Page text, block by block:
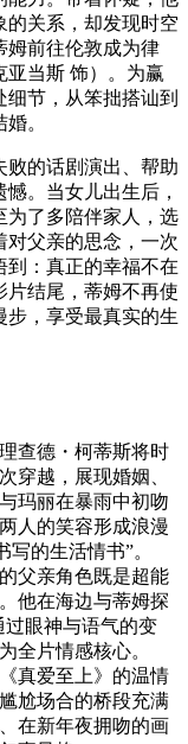
的关系，却发现时空
姆前往伦敦成为律
亚当斯 饰）。为赢
节，从笨拙搭讪到
。
败的话剧演出、帮助
。当女儿出生后，
为了多陪伴家人，选
对父亲的思念，一次
到：真正的幸福不在
片结尾，蒂姆不再使
步，享受最真实的生
理查德・柯蒂斯将时
穿越，展现婚姻、
玛丽在暴雨中初吻
人的笑容形成浪漫
的生活情书”。
父亲角色既是超能
他在海边与蒂姆探
过眼神与语气的变
全片情感核心。
真爱至上》的温情
尬场合的桥段充满
在新年夜拥吻的画